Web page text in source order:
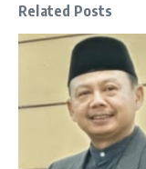
Related Posts